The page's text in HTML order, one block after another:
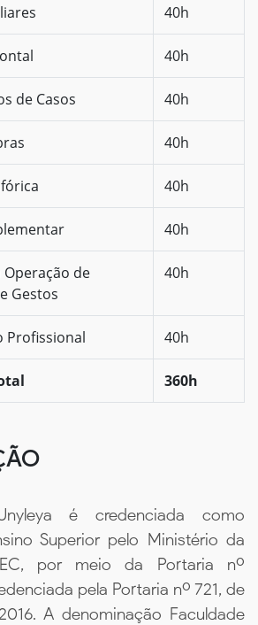
40h
40h
de Casos 40h
40h
40h
40h
de
Gestos
40h
Profissional 40h
360h
é credenciada como
Superior pelo Ministério da
por meio da Portaria nº
pela Portaria nº 721, de
A denominação Faculdade